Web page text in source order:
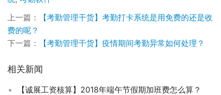
上一篇：
【考勤管理干货】考勤打卡系统是用免费的还是收
费的呢？
下一篇：
【考勤管理干货】疫情期间考勤异常如何处理？
相关新闻
【诚展工资核算】2018年端午节假期加班费怎么算？